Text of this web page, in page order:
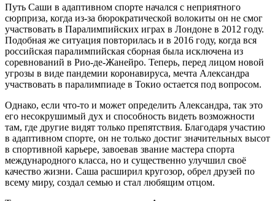
Путь Саши в адаптивном спорте начался с неприятного
сюрприза, когда из-за бюрократической волокиты он не смог
участвовать в Паралимпийских играх в Лондоне в 2012 году.
Подобная же ситуация повторилась и в 2016 году, когда вся
российская паралимпийская сборная была исключена из
соревнований в Рио-де-Жанейро. Теперь, перед лицом новой
угрозы в виде пандемии коронавируса, мечта Александра
участвовать в паралимпиаде в Токио остается под вопросом.
Однако, если что-то и может определить Александра, так это
его несокрушимый дух и способность видеть возможности
там, где другие видят только препятствия. Благодаря участию
в адаптивном спорте, он не только достиг значительных высот
в спортивной карьере, завоевав звание мастера спорта
международного класса, но и существенно улучшил своё
качество жизни. Саша расширил кругозор, обрел друзей по
всему миру, создал семью и стал любящим отцом.